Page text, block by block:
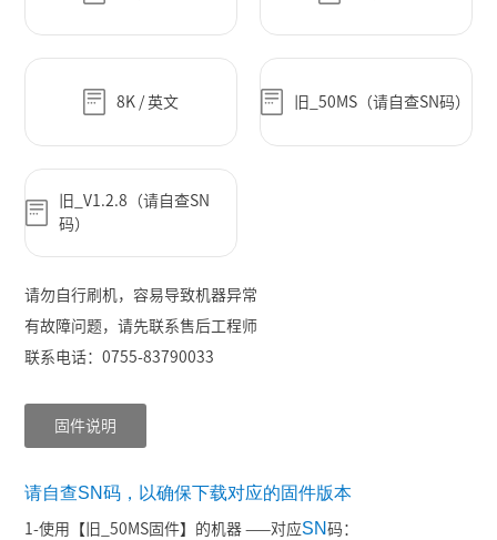
8K / 英文 旧_50MS（请自查SN码）
旧_V1.2.8（请自查SN
码）
请勿自行刷机， 容易导致机器异常
有故障问题，请先联系售后工程师
联系电话：0755-83790033
固件说明
请自查SN码，以确保下载对应的固件版本
1-使用【 旧_50MS固件】的机器 ——对应SN码：